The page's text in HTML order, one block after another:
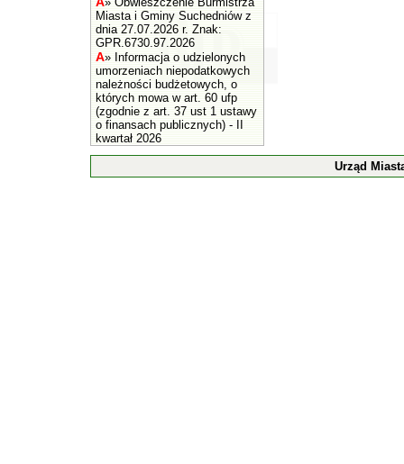
Miasta i Gminy Suchedniów z
dnia 27.07.2026 r. Znak:
GPR.6730.97.2026
A» Informacja o udzielonych
umorzeniach niepodatkowych
należności budżetowych, o
których mowa w art. 60 ufp
(zgodnie z art. 37 ust 1 ustawy
o finansach publicznych) - II
kwartał 2026
Urząd